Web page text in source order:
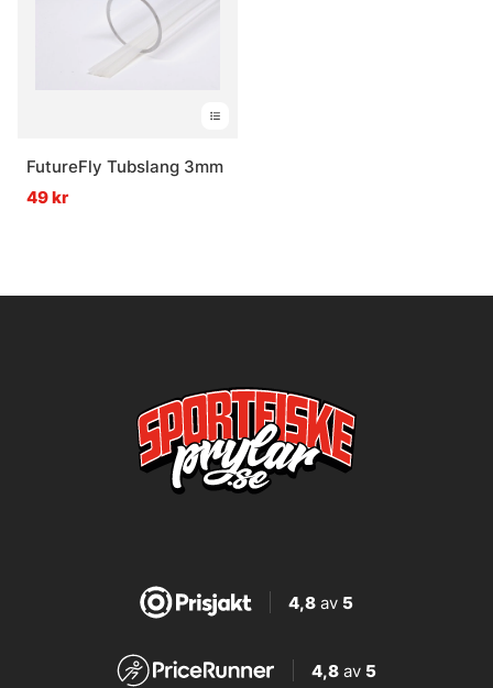
FutureFly Tubslang 3mm
49 kr
4,8av 5
4,8 av 5